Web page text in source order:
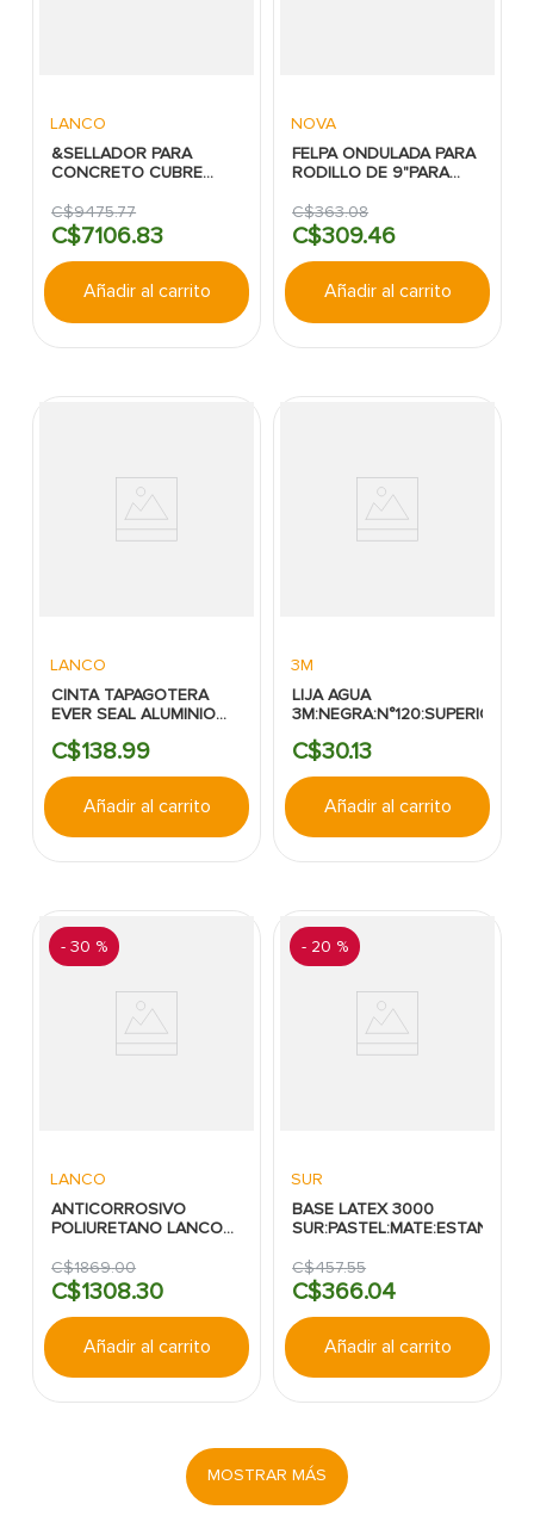
LANCO
&SELLADOR PARA
CONCRETO CUBRE
BLANCO MATE LANCO
CUBETA
C$9475.77
C$7106.83
Añadir al carrito
NOVA
FELPA ONDULADA PARA
RODILLO DE 9"PARA
C$363.08
C$309.46
Añadir al carrito
LANCO
CINTA TAPAGOTERA
EVER SEAL ALUMINIO
C$138.99
Añadir al carrito
3M
LIJA AGUA
3M:NEGRA:N°120:SUPERIOR
C$30.13
Añadir al carrito
- 30 %
LANCO
ANTICORROSIVO
POLIURETANO LANCO
SUPERIOR
C$1869.00
C$1308.30
Añadir al carrito
- 20 %
SUR
BASE LATEX 3000
SUR:PASTEL:MATE:ESTANDAR
C$457.55
C$366.04
Añadir al carrito
MOSTRAR MÁS